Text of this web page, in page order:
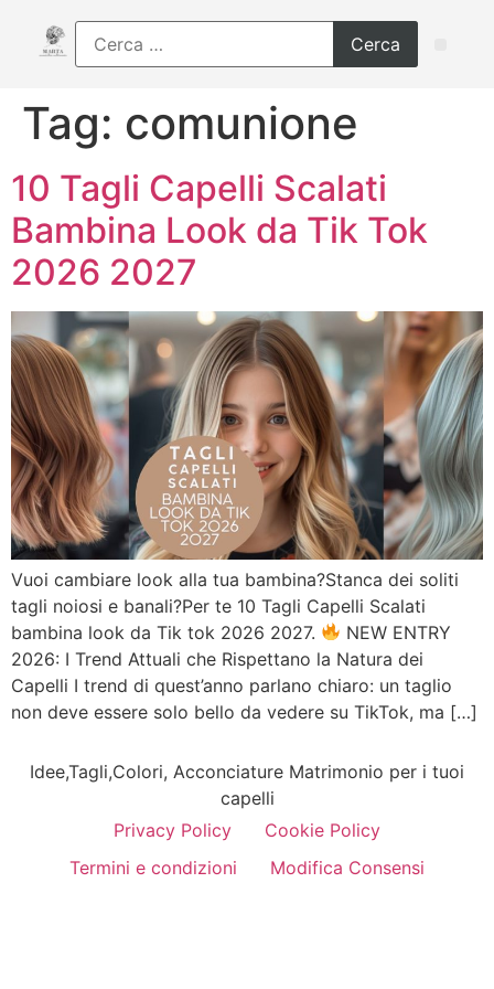
Tag: comunione
10 Tagli Capelli Scalati
Bambina Look da Tik Tok
2026 2027
Vuoi cambiare look alla tua bambina?Stanca dei soliti
tagli noiosi e banali?Per te 10 Tagli Capelli Scalati
bambina look da Tik tok 2026 2027.
NEW ENTRY
2026: I Trend Attuali che Rispettano la Natura dei
Capelli I trend di quest’anno parlano chiaro: un taglio
non deve essere solo bello da vedere su TikTok, ma […]
Idee,Tagli,Colori, Acconciature Matrimonio per i tuoi
capelli
Privacy Policy
Cookie Policy
Termini e condizioni
Modifica Consensi